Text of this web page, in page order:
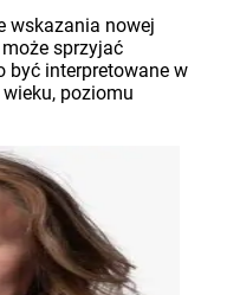
wskazania nowej
sprzyjać
być interpretowane w
poziomu